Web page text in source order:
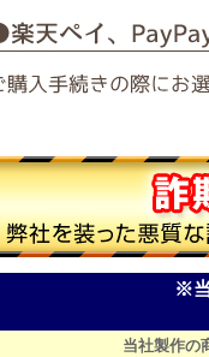
※
当社製作の